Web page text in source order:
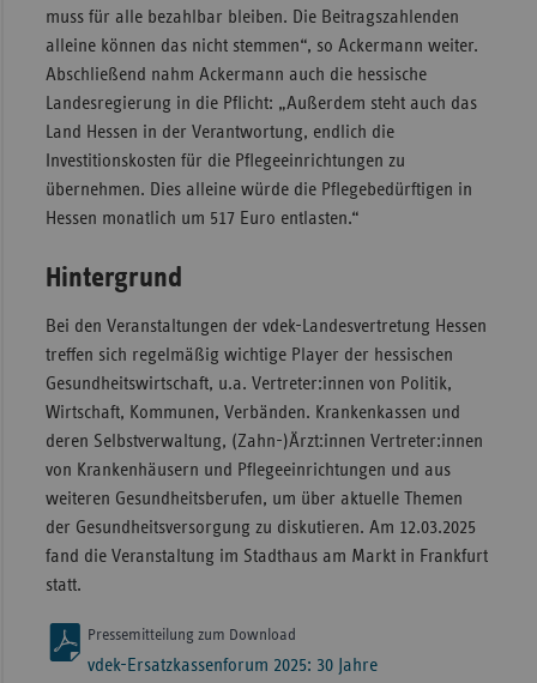
muss für alle bezahlbar bleiben. Die Beitragszahlenden
alleine können das nicht stemmen“, so Ackermann weiter.
Abschließend nahm Ackermann auch die hessische
Landesregierung in die Pflicht: „Außerdem steht auch das
Land Hessen in der Ver­antwortung, endlich die
Investitionskosten für die Pflege­ein­richtungen zu
übernehmen. Dies alleine würde die Pflegebedürftigen in
Hessen monatlich um 517 Euro entlasten.“
Hintergrund
Bei den Veranstaltungen der vdek-Landesvertretung Hessen
treffen sich regelmäßig wichtige Player der hessischen
Gesundheitswirtschaft, u.a. Vertreter:innen von Politik,
Wirtschaft, Kommunen, Verbänden. Krankenkassen und
deren Selbstverwaltung, (Zahn-)Ärzt:innen Vertreter:innen
von Krankenhäusern und Pflegeeinrichtungen und aus
weiteren Gesundheits­berufen, um über aktuelle Themen
der Gesundheitsversorgung zu diskutieren. Am 12.03.2025
fand die Veranstaltung im Stadthaus am Markt in Frankfurt
statt.
Pressemitteilung zum Download
vdek-Ersatzkassenforum 2025: 30 Jahre